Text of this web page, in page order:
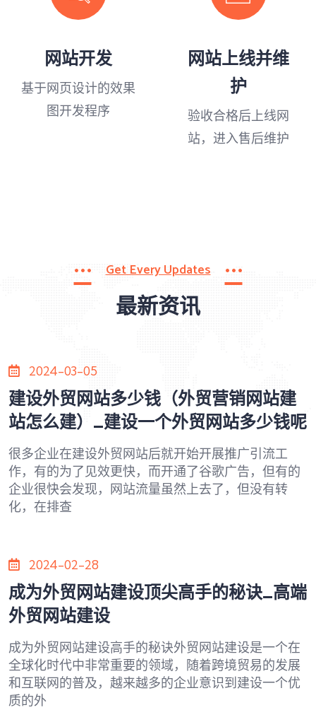
网站开发
基于网页设计的效果
图开发程序
网站上线并维
护
验收合格后上线网
站，进入售后维护
Get Every Updates
最新资讯
2024-03-05
建设外贸网站多少钱（外贸营销网站建
站怎么建）_建设一个外贸网站多少钱呢
很多企业在建设外贸网站后就开始开展推广引流工
作，有的为了见效更快，而开通了谷歌广告，但有的
企业很快会发现，网站流量虽然上去了，但没有转
化，在排查
2024-02-28
成为外贸网站建设顶尖高手的秘诀_高端
外贸网站建设
成为外贸网站建设高手的秘诀外贸网站建设是一个在
全球化时代中非常重要的领域，随着跨境贸易的发展
和互联网的普及，越来越多的企业意识到建设一个优
质的外